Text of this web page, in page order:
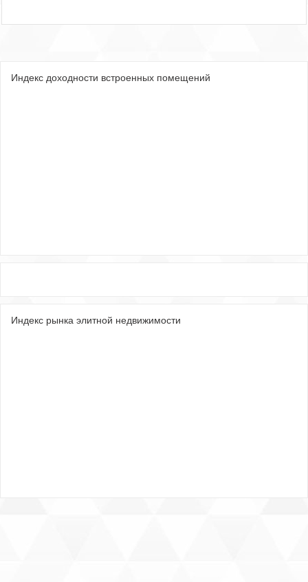
Индекс доходности встроенных помещений
Индекс рынка элитной недвижимости